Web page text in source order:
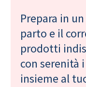
Prepara in
parto e il
prodotti
con serenità
insieme al